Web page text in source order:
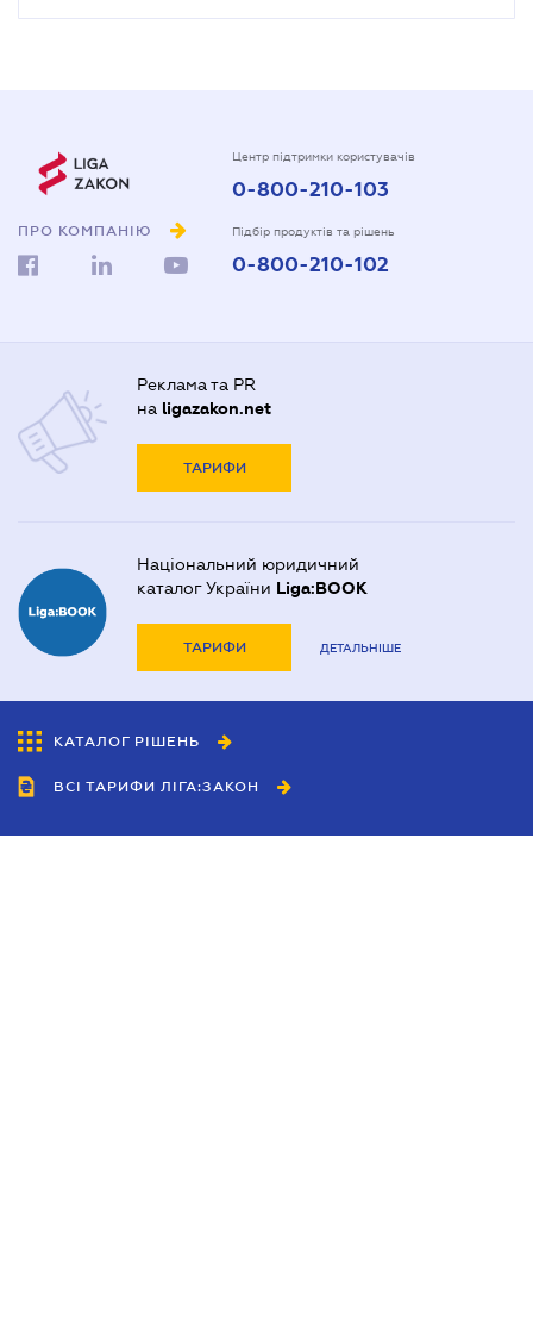
ПРО КОМПАНІЮ
Центр підтримки користувачів
0-800-210-103
Підбір продуктів та рішень
0-800-210-102
Реклама та PR
на ligazakon.net
ТАРИФИ
Національний юридичний
каталог України Liga:BOOK
ТАРИФИ ДЕТАЛЬНІШЕ
КАТАЛОГ РІШЕНЬ
ВСІ ТАРИФИ ЛІГА:ЗАКОН